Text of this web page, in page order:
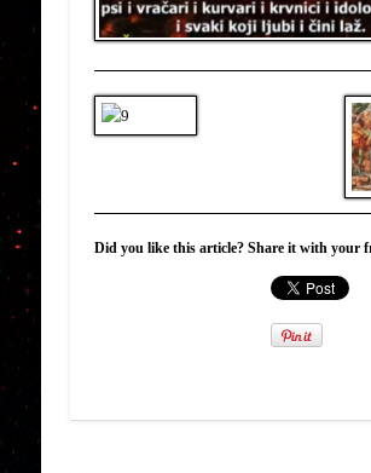
Did you like this article? Share it with your